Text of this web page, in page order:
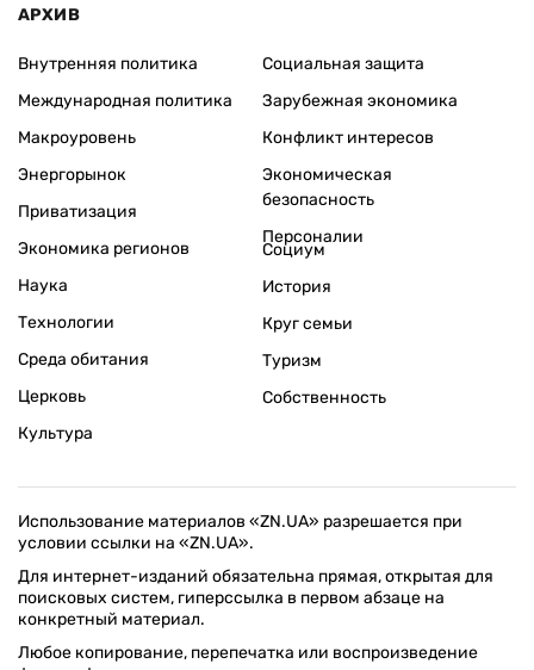
АРХИВ
Внутренняя политика
Международная политика
Макроуровень
Энергорынок
Приватизация
Экономика регионов
Социальная защита
Зарубежная экономика
Конфликт интересов
Экономическая
безопасность
Персоналии
Наука
Технологии
Среда обитания
Церковь
Культура
Социум
История
Круг семьи
Туризм
Собственность
Использование материалов «ZN.UA» разрешается при
условии ссылки на «ZN.UA».
Для интернет-изданий обязательна прямая, открытая для
поисковых систем, гиперссылка в первом абзаце на
конкретный материал.
Любое копирование, перепечатка или воспроизведение